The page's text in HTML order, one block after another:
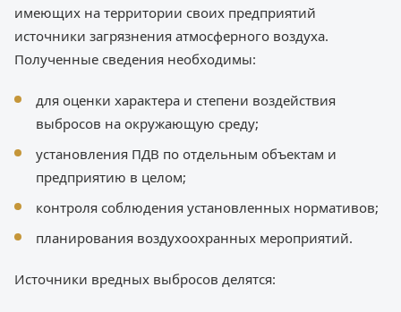
имеющих на территории своих предприятий
источники загрязнения атмосферного воздуха.
Полученные сведения необходимы:
для оценки характера и степени воздействия
выбросов на окружающую среду;
установления ПДВ по отдельным объектам и
предприятию в целом;
контроля соблюдения установленных нормативов;
планирования воздухоохранных мероприятий.
Источники вредных выбросов делятся: